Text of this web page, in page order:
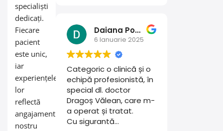
specialiști
dedicați.
Fiecare
pacient
este unic,
iar
experiențele
lor
reflectă
angajamentul
nostru
Daiana Pomian
6 Ianuarie 2025
Categoric o clinică și o
echipă profesionistă, în
special dl. doctor
Dragoș Vălean, care m-
a operat și tratat.
Cu sigurantă